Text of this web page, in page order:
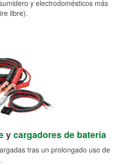
y electrodomésticos más
libre).
ycargadores de batería
tras un prolongado uso de